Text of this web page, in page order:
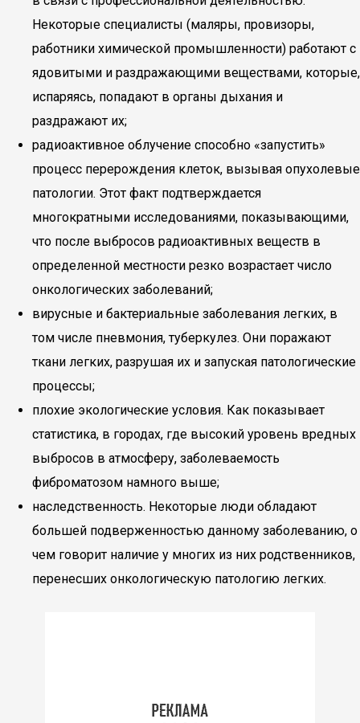
Некоторые специалисты (маляры, провизоры,
работники химической промышленности) работают с
ядовитыми и раздражающими веществами, которые,
испаряясь, попадают в органы дыхания и
раздражают их;
радиоактивное облучение способно «запустить»
процесс перерождения клеток, вызывая опухолевые
патологии. Этот факт подтверждается
многократными исследованиями, показывающими,
что после выбросов радиоактивных веществ в
определенной местности резко возрастает число
онкологических заболеваний;
вирусные и бактериальные заболевания легких, в
том числе пневмония, туберкулез. Они поражают
ткани легких, разрушая их и запуская патологические
процессы;
плохие экологические условия. Как показывает
статистика, в городах, где высокий уровень вредных
выбросов в атмосферу, заболеваемость
фиброматозом намного выше;
наследственность. Некоторые люди обладают
большей подверженностью данному заболеванию, о
чем говорит наличие у многих из них родственников,
перенесших онкологическую патологию легких.